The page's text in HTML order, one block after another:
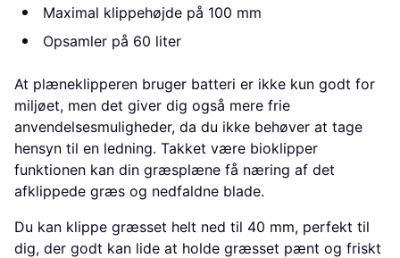
Maximal klippehøjde på 100 mm
Opsamler på 60 liter
At plæneklipperen bruger batteri er ikke kun godt for
miljøet, men det giver dig også mere frie
anvendelsesmuligheder, da du ikke behøver at tage
hensyn til en ledning. Takket være bioklipper
funktionen kan din græsplæne få næring af det
afklippede græs og nedfaldne blade.
Du kan klippe græsset helt ned til 40 mm, perfekt til
dig, der godt kan lide at holde græsset pænt og friskt